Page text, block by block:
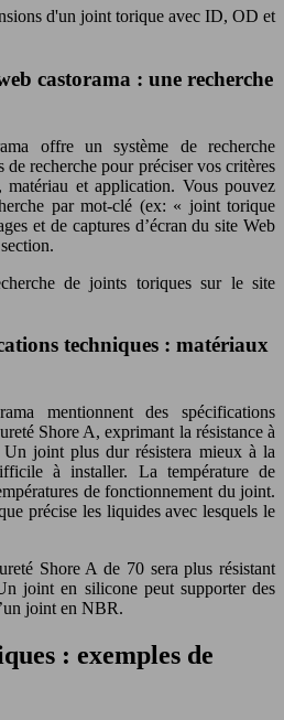
castorama : une recherche
offre un système de recherche
recherche pour préciser vos critères
et application. Vous pouvez
par mot-clé (ex: « joint torique
et de captures d’écran du site Web
techniques : matériaux
mentionnent des spécifications
Shore A, exprimant la résistance à
joint plus dur résistera mieux à la
à installer. La température de
de fonctionnement du joint.
précise les liquides avec lesquels le
Shore A de 70 sera plus résistant
joint en silicone peut supporter des
joint en NBR.
: exemples de